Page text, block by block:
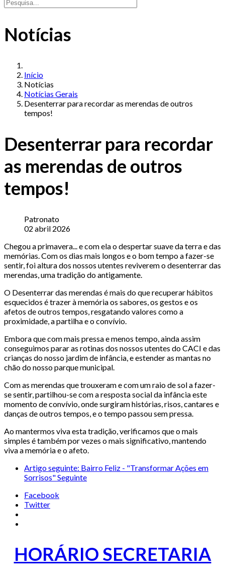
Notícias
Início
Notícias
Notícias Gerais
Desenterrar para recordar as merendas de outros
tempos!
Desenterrar para recordar
as merendas de outros
tempos!
Patronato
02 abril 2026
Chegou a primavera... e com ela o despertar suave da terra e das
memórias. Com os dias mais longos e o bom tempo a fazer-se
sentir, foi altura dos nossos utentes reviverem o desenterrar das
merendas, uma tradição do antigamente.
O Desenterrar das merendas é mais do que recuperar hábitos
esquecidos é trazer à memória os sabores, os gestos e os
afetos de outros tempos, resgatando valores como a
proximidade, a partilha e o convívio.
Embora que com mais pressa e menos tempo, ainda assim
conseguimos parar as rotinas dos nossos utentes do CACI e das
crianças do nosso jardim de infância, e estender as mantas no
chão do nosso parque municipal.
Com as merendas que trouxeram e com um raio de sol a fazer-
se sentir, partilhou-se com a resposta social da infância este
momento de convívio, onde surgiram histórias, risos, cantares e
danças de outros tempos, e o tempo passou sem pressa.
Ao mantermos viva esta tradição, verificamos que o mais
simples é também por vezes o mais significativo, mantendo
viva a memória e o afeto.
Artigo seguinte: Bairro Feliz - "Transformar Ações em
Sorrisos"Seguinte
Facebook
Twitter
HORÁRIO SECRETARIA